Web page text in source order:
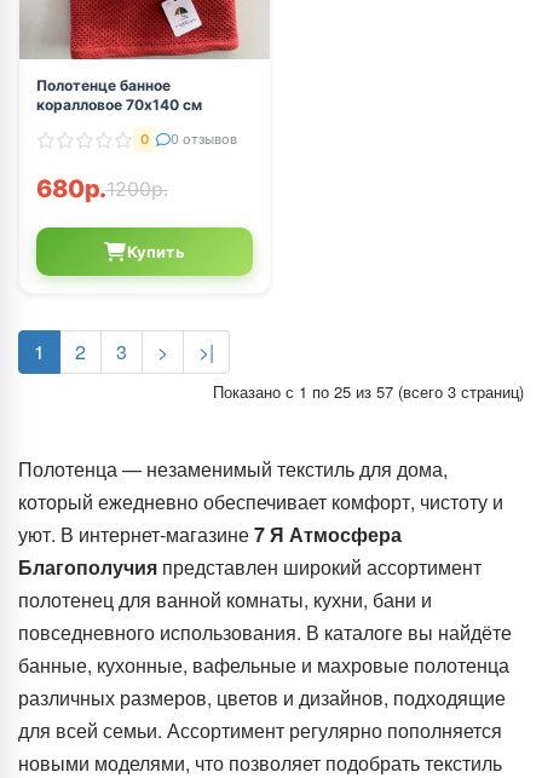
Полотенце банное
коралловое 70х140 см
0 0 отзывов
680р.1200р.
Купить
1 2 3 > >|
Показано с 1 по 25 из 57 (всего 3 страниц)
Полотенца — незаменимый текстиль для дома,
который ежедневно обеспечивает комфорт, чистоту и
уют. В интернет-магазине7 Я Атмосфера
Благополучия представлен широкий ассортимент
полотенец для ванной комнаты, кухни, бани и
повседневного использования. В каталоге вы найдёте
банные, кухонные, вафельные и махровые полотенца
различных размеров, цветов и дизайнов, подходящие
для всей семьи. Ассортимент регулярно пополняется
новыми моделями, что позволяет подобрать текстиль